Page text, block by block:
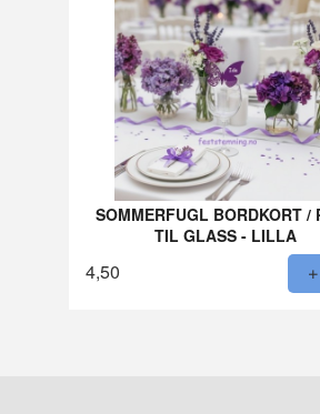
SOMMERFUGL BORDKORT /
TIL GLASS - LILLA
4,50